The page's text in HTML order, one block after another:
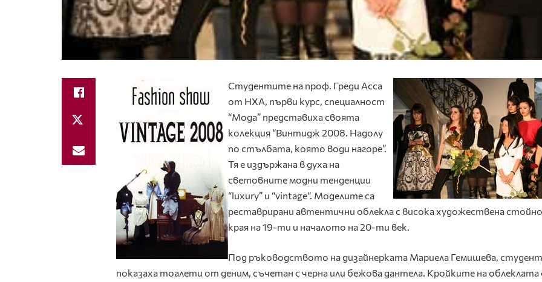
Студентите на проф. Греди Асса
от НХА, първи курс, специалност
“Мода” представиха своята
колекция “Винтидж 2008. Надолу
по стълбата, която води нагоре”.
Тя е издържана в духа на
световните модни тенденции
“luxury” и “vintage“. Моделите са
реставрирани автентични облекла с висока художествена
края на 19-ти и началото на 20-ти век.
Под ръководството на дизайнерката Мариела Гемишева,
показаха тоалети от деним, съчетан с черна или бежова дантела. Кройките на облеклата